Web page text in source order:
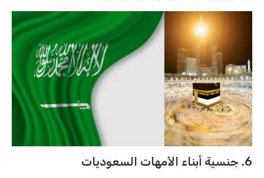
6. جنسية أبناء الأمهات السعوديات